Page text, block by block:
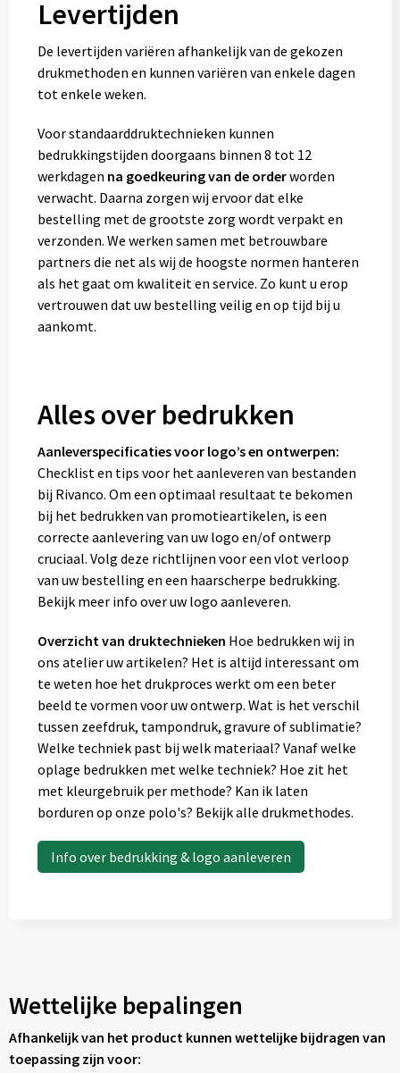
Levertijden
De levertijden variëren afhankelijk van de gekozen
drukmethoden en kunnen variëren van enkele dagen
tot enkele weken.
Voor standaarddruktechnieken kunnen
bedrukkingstijden doorgaans binnen 8 tot 12
werkdagen na goedkeuring van de orderworden
verwacht. Daarna zorgen wij ervoor dat elke
bestelling met de grootste zorg wordt verpakt en
verzonden. We werken samen met betrouwbare
partners die net als wij de hoogste normen hanteren
als het gaat om kwaliteit en service. Zo kunt u erop
vertrouwen dat uw bestelling veilig en op tijd bij u
aankomt.
Alles over bedrukken
Aanleverspecificaties voor logo’s en ontwerpen:
Checklist en tips voor het aanleveren van bestanden
bij Rivanco. Om een optimaal resultaat te bekomen
bij het bedrukken van promotieartikelen, is een
correcte aanlevering van uw logo en/of ontwerp
cruciaal. Volg deze richtlijnen voor een vlot verloop
van uw bestelling en een haarscherpe bedrukking.
Bekijk meer info over uw logo aanleveren.
Overzicht van druktechnieken Hoe bedrukken wij in
ons atelier uw artikelen? Het is altijd interessant om
te weten hoe het drukproces werkt om een beter
beeld te vormen voor uw ontwerp. Wat is het verschil
tussen zeefdruk, tampondruk, gravure of sublimatie?
Welke techniek past bij welk materiaal? Vanaf welke
oplage bedrukken met welke techniek? Hoe zit het
met kleurgebruik per methode? Kan ik laten
borduren op onze polo's? Bekijk alle drukmethodes.
Info over bedrukking & logo aanleveren
Wettelijke bepalingen
Afhankelijk van het product kunnen wettelijke bijdragen van
toepassing zijn voor: